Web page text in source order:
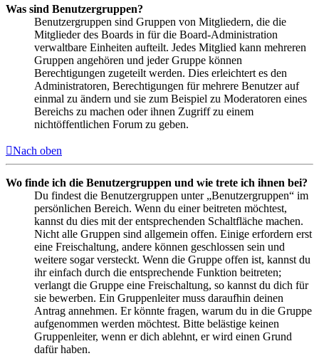
Was sind Benutzergruppen?
Benutzergruppen sind Gruppen von Mitgliedern, die die
Mitglieder des Boards in für die Board-Administration
verwaltbare Einheiten aufteilt. Jedes Mitglied kann mehreren
Gruppen angehören und jeder Gruppe können
Berechtigungen zugeteilt werden. Dies erleichtert es den
Administratoren, Berechtigungen für mehrere Benutzer auf
einmal zu ändern und sie zum Beispiel zu Moderatoren eines
Bereichs zu machen oder ihnen Zugriff zu einem
nichtöffentlichen Forum zu geben.
Nach oben
Wo finde ich die Benutzergruppen und wie trete ich ihnen bei?
Du findest die Benutzergruppen unter „Benutzergruppen“ im
persönlichen Bereich. Wenn du einer beitreten möchtest,
kannst du dies mit der entsprechenden Schaltfläche machen.
Nicht alle Gruppen sind allgemein offen. Einige erfordern erst
eine Freischaltung, andere können geschlossen sein und
weitere sogar versteckt. Wenn die Gruppe offen ist, kannst du
ihr einfach durch die entsprechende Funktion beitreten;
verlangt die Gruppe eine Freischaltung, so kannst du dich für
sie bewerben. Ein Gruppenleiter muss daraufhin deinen
Antrag annehmen. Er könnte fragen, warum du in die Gruppe
aufgenommen werden möchtest. Bitte belästige keinen
Gruppenleiter, wenn er dich ablehnt, er wird einen Grund
dafür haben.